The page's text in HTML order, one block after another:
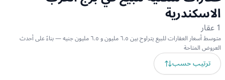
الاسكندرية
1عقار
متوسط أسعار العقارات للبيع يتراوح بين ٦.٥ مليون و ٦.٥ مليون جنيه — بناءً على أحدث
العروض المتاحة
ترتيب حسب